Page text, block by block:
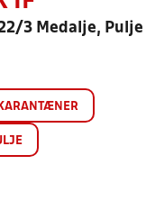
3 Medalje, Pulje
KARANTÆNER